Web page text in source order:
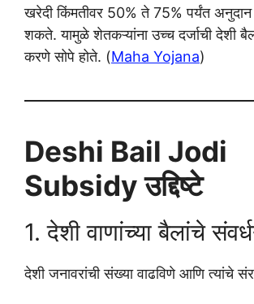
खरेदी किंमतीवर 50% ते 75% पर्यंत
शकते. यामुळे शेतकऱ्यांना उच्च दर्जाची देशी
करणे सोपे होते. (Maha Yojana)
Deshi Bail Jodi
Subsidy उद्दिष्टे
1. देशी वाणांच्या बैलांचे
देशी जनावरांची संख्या वाढविणे आणि त्यांचे